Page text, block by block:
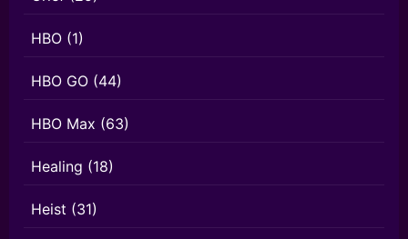
HBO (1)
HBO GO (44)
HBO Max (63)
Healing (18)
Heist (31)